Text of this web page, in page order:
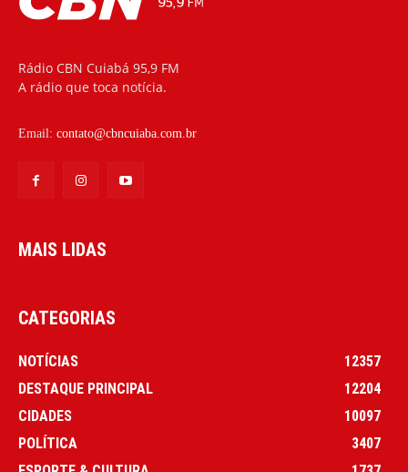
Rádio CBN Cuiabá 95,9 FM
A rádio que toca notícia.
Email: contato@cbncuiaba.com.br
MAIS LIDAS
CATEGORIAS
NOTÍCIAS
12357
DESTAQUE PRINCIPAL
12204
CIDADES
10097
POLÍTICA
3407